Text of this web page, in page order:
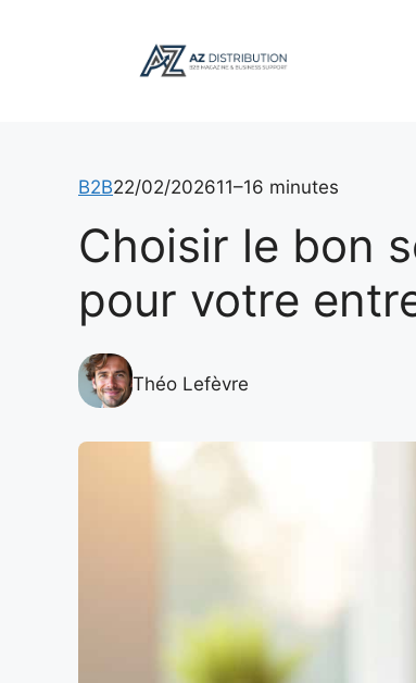
B2B22/02/202611–16 minutes
Choisir le bon
pour votre
Théo Lefèvre